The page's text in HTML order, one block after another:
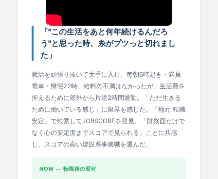
「"この生活をあと何年続けるんだろ
う"と思った時、糸がプツっと切れまし
た」
就活を頑張り抜いて大手に入社。毎朝6時起き・満員
電車・帰宅22時。給料の不満はなかったが、生活費を
抑えるために郊外から片道2時間通勤。「ただ生きる
ために働いている感じ」に限界を感じた。「地元 転職
安定」で検索してJOBSCOREを発見。「財務面だけで
なく心の安定度までスコアで見られる」ことに共感
し、スコアの高い建設系事務職を選んだ。
NOW ― 転職後の変化